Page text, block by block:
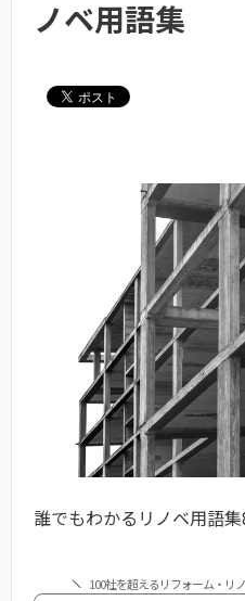
ノベ用語集
誰でもわかるリノベ用語
100社を超えるリフォーム・リ